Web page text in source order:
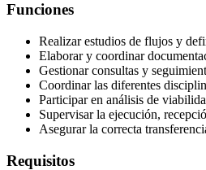
Funciones
Realizar estudios de flujos y
Elaborar y coordinar
Gestionar consultas y
Coordinar las diferentes
Participar en análisis de
Supervisar la ejecución,
Asegurar la correcta
Requisitos